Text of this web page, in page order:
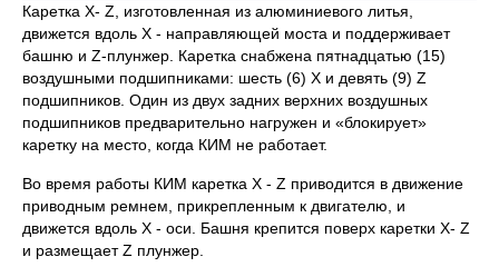
Каретка Х- Z, изготовленная из алюминиевого литья,
движется вдоль Х - направляющей моста и поддерживает
башню и Z-плунжер. Каретка снабжена пятнадцатью (15)
воздушными подшипниками: шесть (6) Х и девять (9) Z
подшипников. Один из двух задних верхних воздушных
подшипников предварительно нагружен и «блокирует»
каретку на место, когда КИМ не работает.
Во время работы КИМ каретка Х - Z приводится в движение
приводным ремнем, прикрепленным к двигателю, и
движется вдоль Х - оси. Башня крепится поверх каретки Х- Z
и размещает Z плунжер.